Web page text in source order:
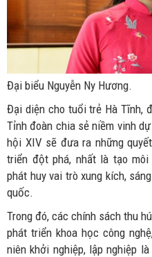
Đại biểu Nguyễn Ny Hương.
Đại diện cho tuổi trẻ Hà Tĩnh,
Tỉnh đoàn chia sẻ niềm vinh
hội XIV sẽ đưa ra những
triển đột phá, nhất là tạo
phát huy vai trò xung kích,
quốc.
Trong đó, các chính sách thu
phát triển khoa học công
niên khởi nghiệp, lập nghiệp